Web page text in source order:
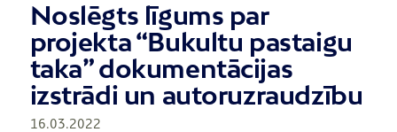
Noslēgts līgums par
projekta “Bukultu pastaigu
taka” dokumentācijas
izstrādi un autoruzraudzību
16.03.2022